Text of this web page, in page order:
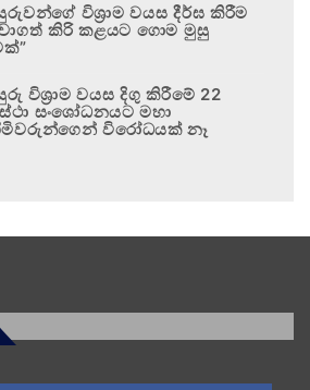
විශ්‍රාම වයස දීර්ඝ කිරීම
කිරි කළයට ගොම මුසු
විශ්‍රාම වයස දිගු කිරීමේ 22
සංශෝධනයට මහා
විරෝධයක් නෑ